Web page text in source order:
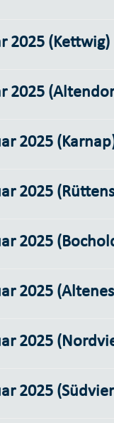
2025 (Kettwig)
2025
2025
2025
2025
2025
2025
2025